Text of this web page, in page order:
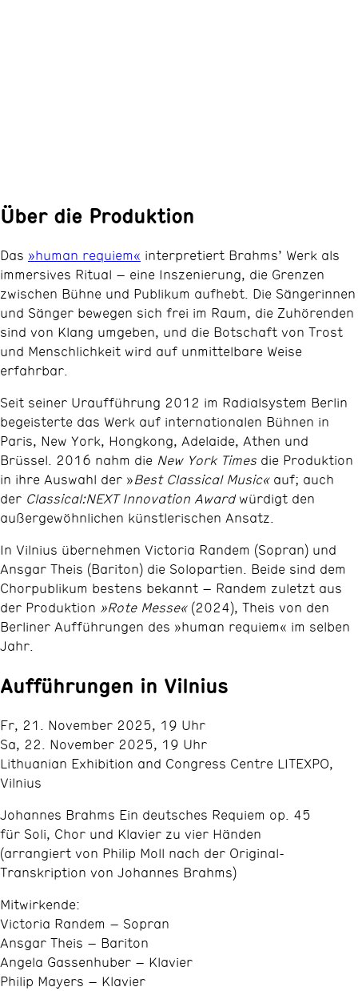
Über die Produktion
Das »human requiem« interpretiert Brahms’ Werk als
immersives Ritual – eine Inszenierung, die Grenzen
zwischen Bühne und Publikum aufhebt. Die Sängerinnen
und Sänger bewegen sich frei im Raum, die Zuhörenden
sind von Klang umgeben, und die Botschaft von Trost
und Menschlichkeit wird auf unmittelbare Weise
erfahrbar.
Seit seiner Uraufführung 2012 im Radialsystem Berlin
begeisterte das Werk auf internationalen Bühnen in
Paris, New York, Hongkong, Adelaide, Athen und
Brüssel. 2016 nahm die New York Times die Produktion
in ihre Auswahl der »Best Classical Music«auf; auch
der Classical:NEXT Innovation Awardwürdigt den
außergewöhnlichen künstlerischen Ansatz.
In Vilnius übernehmen Victoria Randem (Sopran) und
Ansgar Theis (Bariton) die Solopartien. Beide sind dem
Chorpublikum bestens bekannt – Randem zuletzt aus
der Produktion »Rote Messe«(2024), Theis von den
Berliner Aufführungen des »human requiem« im selben
Jahr.
Aufführungen in Vilnius
Fr, 21. November 2025, 19 Uhr
Sa, 22. November 2025, 19 Uhr
Lithuanian Exhibition and Congress Centre LITEXPO,
Vilnius
Johannes Brahms Ein deutsches Requiem op. 45
für Soli, Chor und Klavier zu vier Händen
(arrangiert von Philip Moll nach der Original-
Transkription von Johannes Brahms)
Mitwirkende:
Victoria Randem – Sopran
Ansgar Theis – Bariton
Angela Gassenhuber – Klavier
Philip Mayers – Klavier